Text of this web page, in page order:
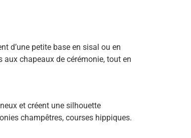
d’une petite base en sisal ou en
chapeaux de cérémonie, tout en
et créent une silhouette
champêtres, courses hippiques.